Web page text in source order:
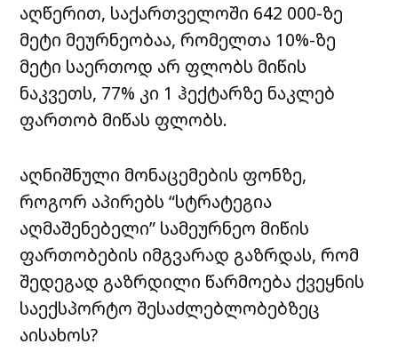
აღწერით, საქართველოში 642 000-ზე
მეტი მეურნეობაა, რომელთა 10%-ზე
მეტი საერთოდ არ ფლობს მიწის
ნაკვეთს, 77% კი 1 ჰექტარზე ნაკლებ
ფართობ მიწას ფლობს.
აღნიშნული მონაცემების ფონზე,
როგორ აპირებს “სტრატეგია
აღმაშენებელი” სამეურნეო მიწის
ფართობების იმგვარად გაზრდას, რომ
შედეგად გაზრდილი წარმოება ქვეყნის
საექსპორტო შესაძლებლობებზეც
აისახოს?